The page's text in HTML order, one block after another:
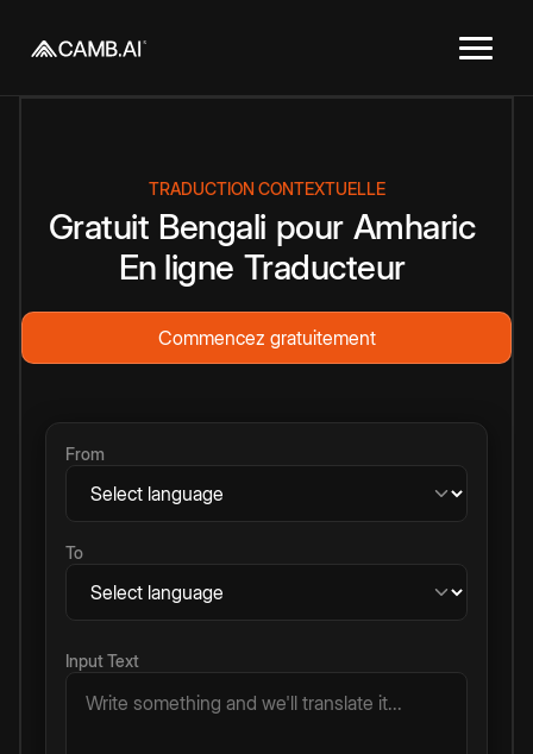
TRADUCTION CONTEXTUELLE
Gratuit Bengali pour Amharic
En ligne Traducteur
Commencez gratuitement
From
To
Input Text